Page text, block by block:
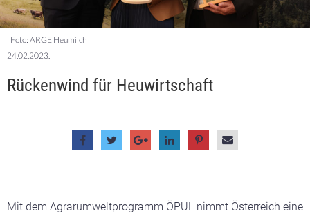
Foto: ARGE Heumilch
24.02.2023.
Rückenwind für Heuwirtschaft
Mit dem Agrarumweltprogramm ÖPUL nimmt Österreich eine